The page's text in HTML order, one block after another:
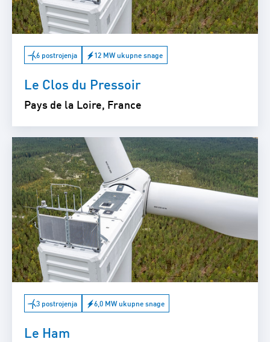
6 postrojenja 12 MW ukupne snage
Le Clos du Pressoir
Pays de la Loire, France
3 postrojenja 6,0 MW ukupne snage
Le Ham